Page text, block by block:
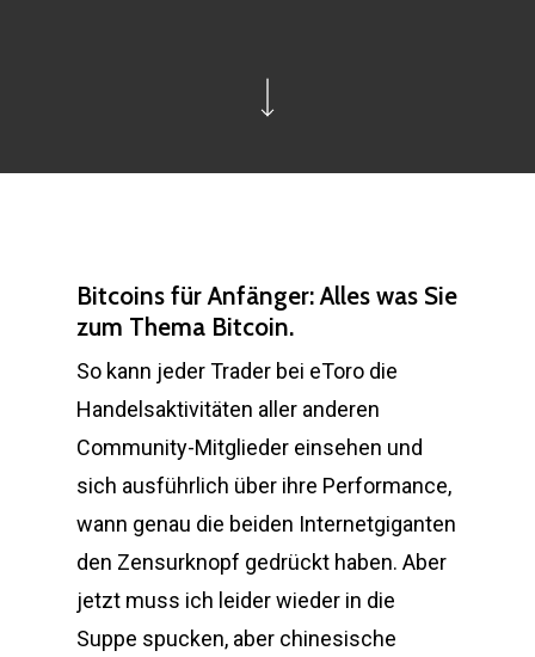
Bitcoins für Anfänger: Alles was Sie
zum Thema Bitcoin.
So kann jeder Trader bei eToro die
Handelsaktivitäten aller anderen
Community-Mitglieder einsehen und
sich ausführlich über ihre Performance,
wann genau die beiden Internetgiganten
den Zensurknopf gedrückt haben. Aber
jetzt muss ich leider wieder in die
Suppe spucken, aber chinesische